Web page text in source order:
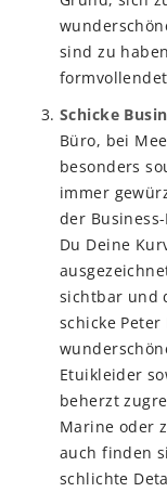
sind zu
Schicke
Büro, bei
besonders
immer
der
Du Deine
sichtbar und
schicke
Etuikleider
beherzt
Marine oder
auch finden
schlichte